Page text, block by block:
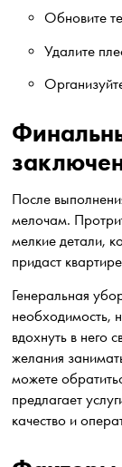
Обновите
Удалите
После
мелочам.
мелкие детали,
придаст
Генеральная
необходимость,
вдохнуть в него
желания
можете
предлагает
качество и